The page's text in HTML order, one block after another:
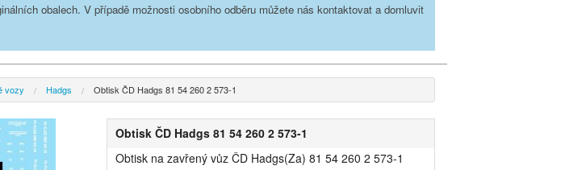
obalech. V případě možnosti osobního odběru můžete nás kontaktovat a domluvit
vozy Hadgs Obtisk ČD Hadgs 81 54 260 2 573-1
Obtisk ČD Hadgs 81 54 260 2 573-1
Obtisk na zavřený vůz ČD Hadgs(Za) 81 54 260 2 573-1